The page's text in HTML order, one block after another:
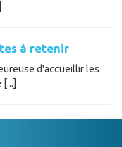
à retenir
d'accueillir les